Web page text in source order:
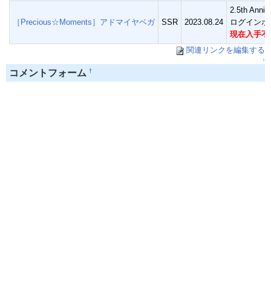
［Precious☆Moments］アドマイヤベガ SSR 2023.08.24
2.5th
ログイン
現在入手不
関連リンクを編集する
↑
コメントフォーム †